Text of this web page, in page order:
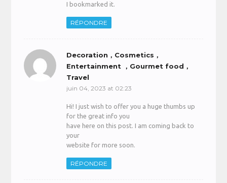
I bookmarked it.
RÉPONDRE
Decoration，Cosmetics，
Entertainment ，Gourmet food，
Travel
juin 04, 2023 at 02:23
Hi! I just wish to offer you a huge thumbs up
for the great info you
have here on this post. I am coming back to
your
website for more soon.
RÉPONDRE